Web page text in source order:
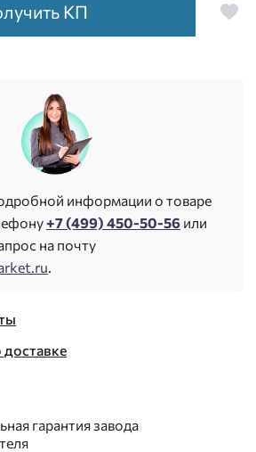
КП
информации о товаре
+7 (499) 450-50-56 или
на почту
.
гарантия завода